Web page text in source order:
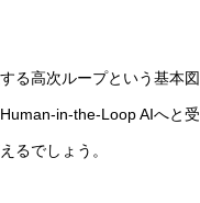
る高次ループという基本
in-the-Loop AIへと
るでしょう。